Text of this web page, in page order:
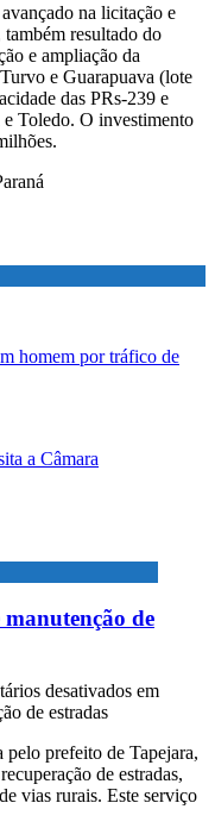
na licitação e
resultado do
e ampliação da
e Guarapuava (lote
das PRs-239 e
Toledo. O investimento
homem por tráfico de
a Câmara
de
desativados em
de estradas
pelo prefeito de Tapejara,
de estradas,
vias rurais. Este serviço